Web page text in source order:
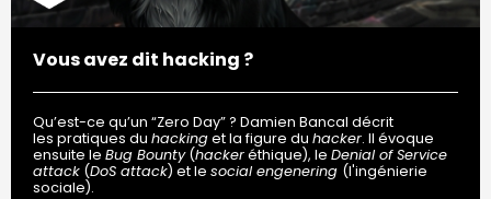
Vous avez dit hacking ?
Qu’est-ce qu’un “Zero Day” ? Damien Bancal décrit
les pratiques du hackinget la figure du hacker. Il évoque
ensuite le Bug Bounty(hackeréthique), le Denial of Service
attack (DoS attack) et le social engenering (l'ingénierie
sociale).